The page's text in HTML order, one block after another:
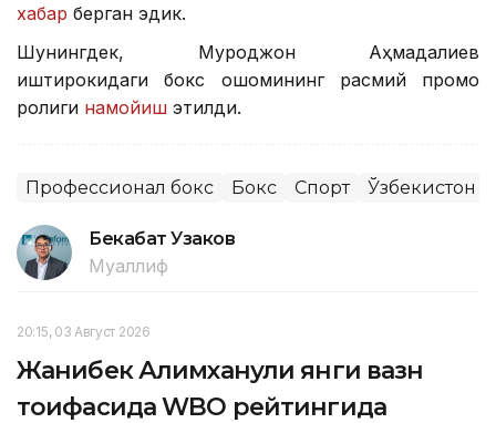
хабар берган эдик.
Шунингдек, Муроджон Аҳмадалиев
иштирокидаги бокс оқшомининг расмий промо
ролиги намойиш этилди.
Профессионал бокс Бокс Спорт Ўзбекистон
Бекабат Узаков
Муаллиф
20:15, 03 Август 2026
Жанибек Алимханули янги вазн
тоифасида WBO рейтингида